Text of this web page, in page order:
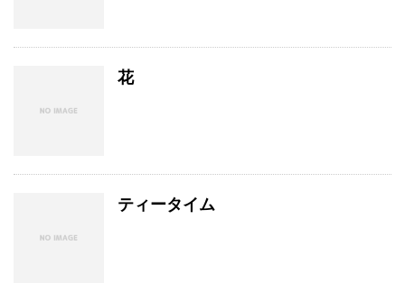
花
ティータイム